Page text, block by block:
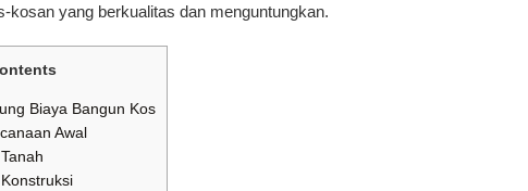
kosan yang berkualitas dan menguntungkan.
Biaya Bangun Kos
Awal